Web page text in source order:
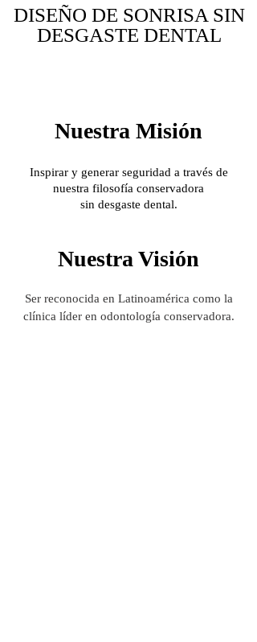
DISEÑO DE SONRISA SIN
DESGASTE DENTAL
Nuestra Misión
Inspirar y generar seguridad a través de
nuestra filosofía conservadora
sin desgaste dental.
Nuestra Visión
Ser reconocida en Latinoamérica como la
clínica líder en odontología conservadora.